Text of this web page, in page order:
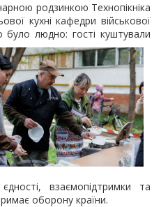
родзинкою Технопікніка
кухні кафедри військової
було людно: гості куштували
взаємопідтримки та
оборону країни.